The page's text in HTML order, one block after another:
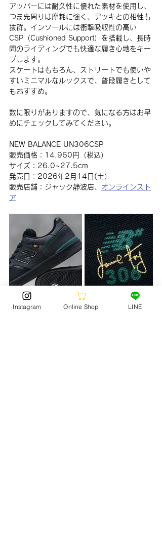
アッパーには耐久性に優れた素材を使用し、
つま先周りは摩耗に強く、デッキとの相性も
抜群。インソールには衝撃吸収性の高い
CSP（Cushioned Support）を搭載し、長時
間のライディングでも快適な履き心地をキー
プします。
スケートはもちろん、ストリートでも使いや
すいミニマルなルックスで、普段履きとして
もおすすめ。
数に限りがありますので、気になる方はお早
めにチェックしてみてください。
NEW BALANCE UN306CSP
販売価格：14,960円（税込）
サイズ：26.0~27.5cm
発売日：2026年2月14日(土）
販売店舗：ジャック静波店、 オンラインスト
ア
Instagram Online Shop LINE